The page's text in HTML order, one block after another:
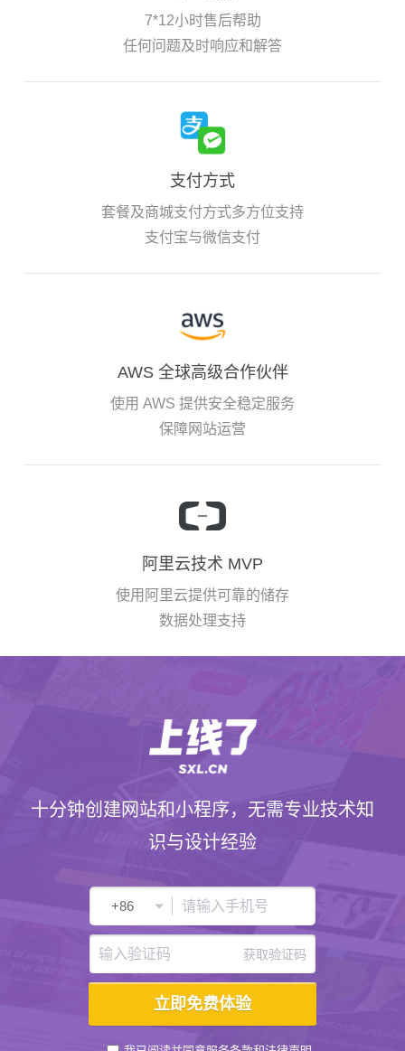
7*12小时售后帮助
任何问题及时响应和解答
支付方式
套餐及商城支付方式多方位支持
支付宝与微信支付
AWS 全球高级合作伙伴
使用 AWS 提供安全稳定服务
保障网站运营
阿里云技术 MVP
使用阿里云提供可靠的储存
数据处理支持
十分钟创建网站和小程序，无需专业技术知
识与设计经验
获取验证码